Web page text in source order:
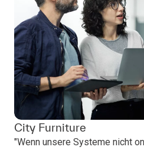
City Furniture
"Wenn unsere Systeme nicht